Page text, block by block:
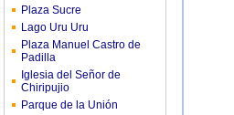
Plaza Sucre
Lago Uru Uru
Plaza Manuel Castro de
Padilla
Iglesia del Señor de
Chiripujio
Parque de la Unión